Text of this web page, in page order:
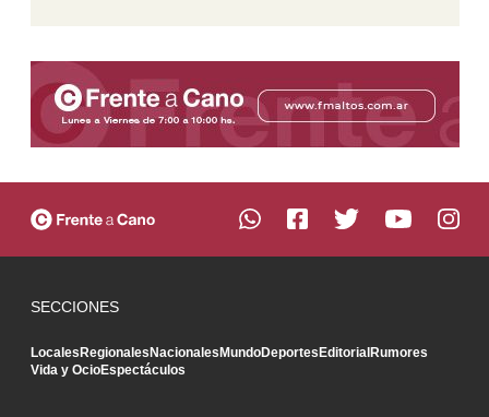
SECCIONES
LocalesRegionalesNacionalesMundoDeportesEditorialRumores
Vida y OcioEspectáculos